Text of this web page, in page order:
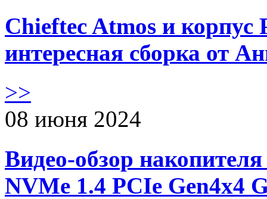
Chieftec Atmos и корпус
интересная сборка от
>>
08 июня 2024
Видео-обзор
NVMe 1.4 PCIe Gen4х4